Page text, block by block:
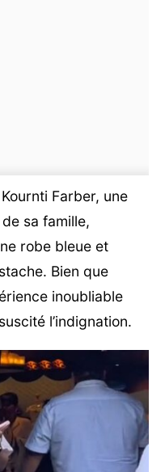
Farber, une
sa famille,
robe bleue et
Bien que
inoubliable
l’indignation.